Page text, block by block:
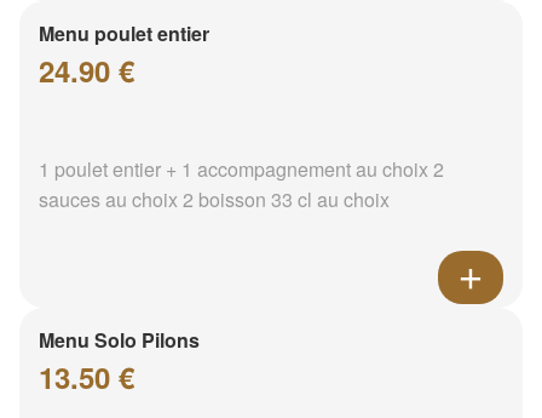
Menu poulet entier
24.90 €
1 poulet entier + 1 accompagnement au choix 2
sauces au choix 2 boisson 33 cl au choix
Menu Solo Pilons
13.50 €